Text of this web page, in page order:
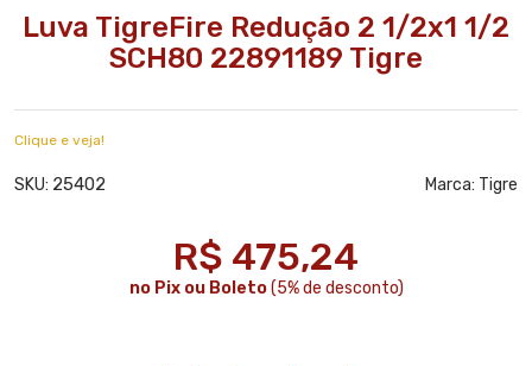
Luva TigreFire Redução 2 1/2x1 1/2
SCH80 22891189 Tigre
Clique e veja!
SKU: 25402 Marca: Tigre
R$ 475,24
no Pix ou Boleto(5% de desconto)